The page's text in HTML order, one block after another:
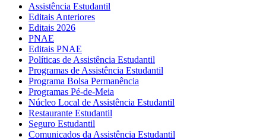
Assistência Estudantil
Editais Anteriores
Editais 2026
PNAE
Editais PNAE
Políticas de Assistência Estudantil
Programas de Assistência Estudantil
Programa Bolsa Permanência
Programas Pé-de-Meia
Núcleo Local de Assistência Estudantil
Restaurante Estudantil
Seguro Estudantil
Comunicados da Assistência Estudantil